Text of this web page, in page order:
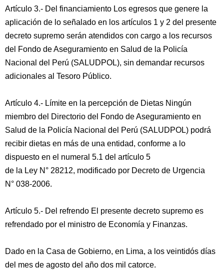
Artículo 3.- Del financiamiento Los egresos que genere la
aplicación de lo señalado en los artículos 1 y 2 del presente
decreto supremo serán atendidos con cargo a los recursos
del Fondo de Aseguramiento en Salud de la Policía
Nacional del Perú (SALUDPOL), sin demandar recursos
adicionales al Tesoro Público.
Artículo 4.- Límite en la percepción de Dietas Ningún
miembro del Directorio del Fondo de Aseguramiento en
Salud de la Policía Nacional del Perú (SALUDPOL) podrá
recibir dietas en más de una entidad, conforme a lo
dispuesto en el numeral 5.1 del artículo 5
de la Ley N° 28212, modificado por Decreto de Urgencia
N° 038-2006.
Artículo 5.- Del refrendo El presente decreto supremo es
refrendado por el ministro de Economía y Finanzas.
Dado en la Casa de Gobierno, en Lima, a los veintidós días
del mes de agosto del año dos mil catorce.